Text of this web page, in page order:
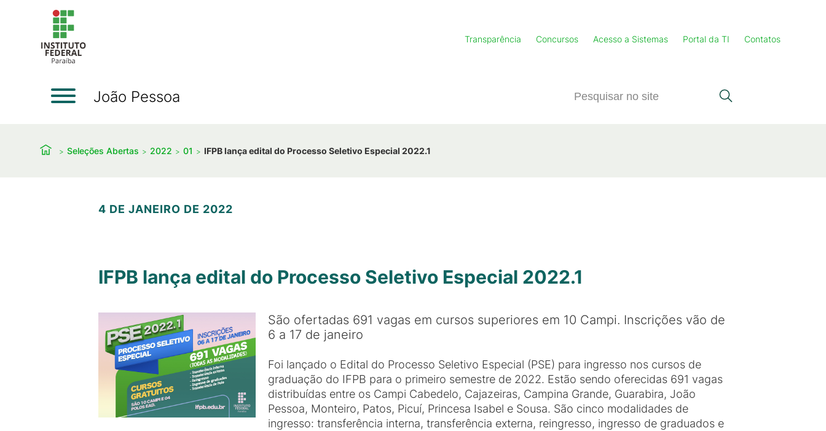
Transparência Concursos Acesso a Sistemas Portal da TI Contatos
João Pessoa
Seleções Abertas 2022 01 IFPB lança edital do Processo Seletivo Especial 2022.1
4 DE JANEIRO DE 2022
IFPB lança edital do Processo Seletivo Especial 2022.1
São ofertadas 691 vagas em cursos superiores em 10 Campi. Inscrições vão de
6 a 17 de janeiro
Foi lançado o Edital do Processo Seletivo Especial (PSE) para ingresso nos cursos de
graduação do IFPB para o primeiro semestre de 2022. Estão sendo oferecidas 691 vagas
distribuídas entre os Campi Cabedelo, Cajazeiras, Campina Grande, Guarabira, João
Pessoa, Monteiro, Patos, Picuí, Princesa Isabel e Sousa. São cinco modalidades de
ingresso: transferência interna, transferência externa, reingresso, ingresso de graduados e